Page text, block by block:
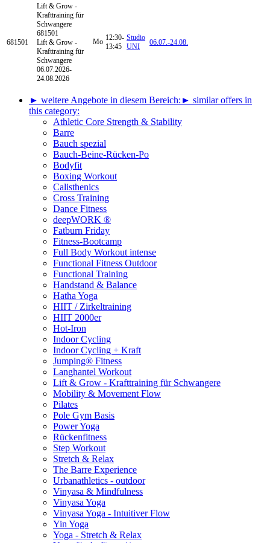
681501
Lift & Grow -
Krafttraining für
Schwangere
681501
Lift & Grow -
Krafttraining für
Schwangere
06.07.2026-
24.08.2026
Mo 12:30-
13:45
Studio
UNI
06.07.-24.08.
► weitere Angebote in diesem Bereich: ► similar offers in
this category:
Athletic Core Strength & Stability
Barre
Bauch spezial
Bauch-Beine-Rücken-Po
Bodyfit
Boxing Workout
Calisthenics
Cross Training
Dance Fitness
deepWORK ®
Fatburn Friday
Fitness-Bootcamp
Full Body Workout intense
Functional Fitness Outdoor
Functional Training
Handstand & Balance
Hatha Yoga
HIIT / Zirkeltraining
HIIT 2000er
Hot-Iron
Indoor Cycling
Indoor Cycling + Kraft
Jumping® Fitness
Langhantel Workout
Lift & Grow - Krafttraining für Schwangere
Mobility & Movement Flow
Pilates
Pole Gym Basis
Power Yoga
Rückenfitness
Step Workout
Stretch & Relax
The Barre Experience
Urbanathletics - outdoor
Vinyasa & Mindfulness
Vinyasa Yoga
Vinyasa Yoga - Intuitiver Flow
Yin Yoga
Yoga - Stretch & Relax